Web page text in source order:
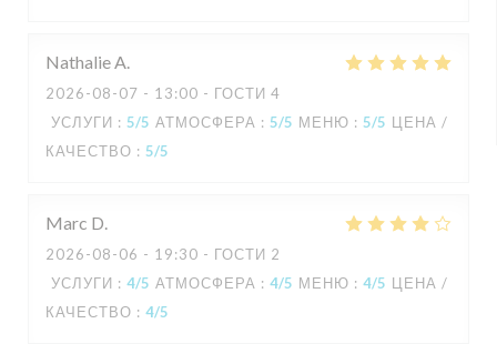
NathalieA
2026-08-07 - 13:00 - ГОСТИ 4
УСЛУГИ : 5/5 АТМОСФЕРА : 5/5 МЕНЮ : 5/5 ЦЕНА /
КАЧЕСТВО : 5/5
Marc D
2026-08-06 - 19:30 - ГОСТИ 2
УСЛУГИ : 4/5 АТМОСФЕРА : 4/5 МЕНЮ : 4/5 ЦЕНА /
КАЧЕСТВО : 4/5